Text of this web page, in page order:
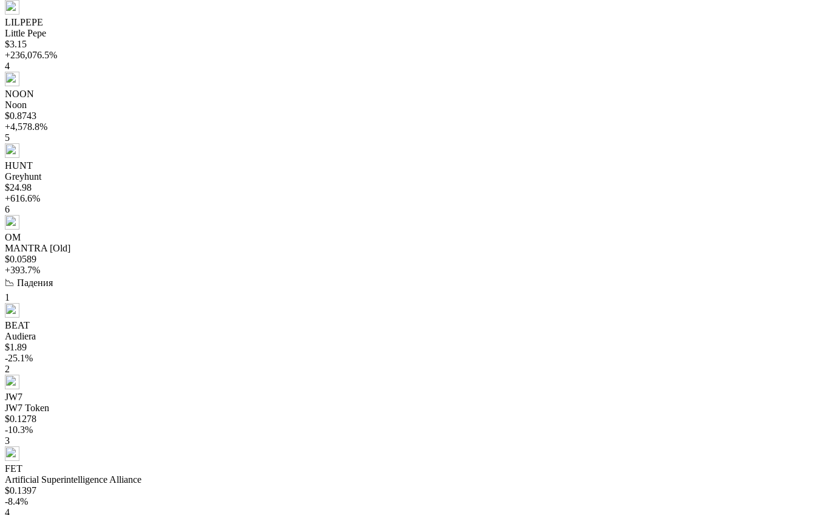
LILPEPE
Little Pepe
$3.15
+236,076.5%
4
NOON
Noon
$0.8743
+4,578.8%
5
HUNT
Greyhunt
$24.98
+616.6%
6
OM
MANTRA [Old]
$0.0589
+393.7%
📉 Падения
1
BEAT
Audiera
$1.89
-25.1%
2
JW7
JW7 Token
$0.1278
-10.3%
3
FET
Artificial Superintelligence Alliance
$0.1397
-8.4%
4